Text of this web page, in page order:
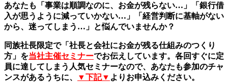
あなたも「事業は順調なのに、お金が残らない…」「銀行借
入が思うように減っていかない…」「経営判断に基軸がない
から、迷ってしまう…」と悩んでいませんか？
同族社長限定で「社長と会社にお金が残る仕組みのつくり
方」を当社主催セミナーでお伝えしています。各回すぐに定
員に達してしまう人気セミナーなので、あなたも参加のチャ
ンスがあるうちに、
▼下記▼ よりお申込みください。